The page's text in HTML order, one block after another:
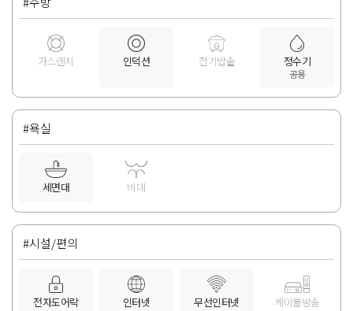
가스렌지 인덕션 전기밥솥 정수기
공용
#욕실
세면대 비데
#시설/편의
전자도어락 인터넷 무선인터넷 케이블방송